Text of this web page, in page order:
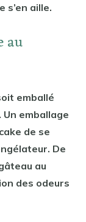
s’en aille.
au
emballé
emballage
de se
De
au
des odeurs